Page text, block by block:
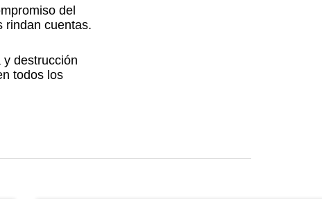
del
rindan cuentas.
destrucción
todos los